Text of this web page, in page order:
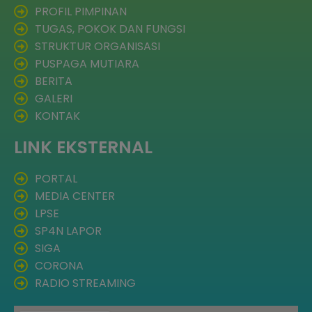
PROFIL PIMPINAN
TUGAS, POKOK DAN FUNGSI
STRUKTUR ORGANISASI
PUSPAGA MUTIARA
BERITA
GALERI
KONTAK
LINK EKSTERNAL
PORTAL
MEDIA CENTER
LPSE
SP4N LAPOR
SIGA
CORONA
RADIO STREAMING